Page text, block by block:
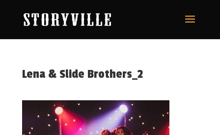
Lena & Slide Brothers_2